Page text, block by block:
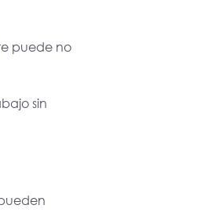
puede no
sin